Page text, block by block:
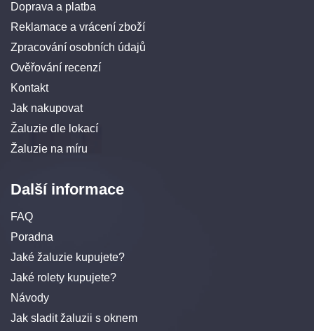
Doprava a platba
Reklamace a vrácení zboží
Zpracování osobních údajů
Ověřování recenzí
Kontakt
Jak nakupovat
Žaluzie dle lokací
Žaluzie na míru
Další informace
FAQ
Poradna
Jaké žaluzie kupujete?
Jaké rolety kupujete?
Návody
Jak sladit žaluzii s oknem